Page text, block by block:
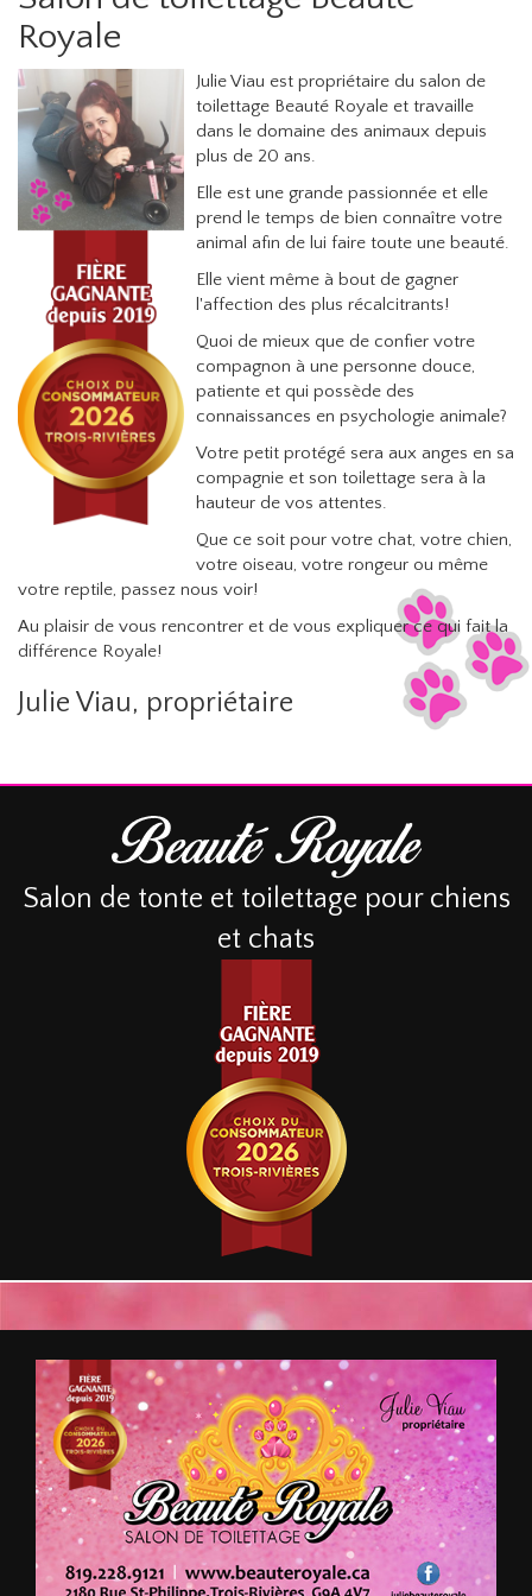
Royale
Julie Viau est propriétaire du salon de
toilettage Beauté Royale et travaille
dans le domaine des animaux depuis
plus de 20 ans.
Elle est une grande passionnée et elle
prend le temps de bien connaître votre
animal afin de lui faire toute une beauté.
Elle vient même à bout de gagner
l'affection des plus récalcitrants!
Quoi de mieux que de confier votre
compagnon à une personne douce,
patiente et qui possède des
connaissances en psychologie animale?
Votre petit protégé sera aux anges en sa
compagnie et son toilettage sera à la
hauteur de vos attentes.
Que ce soit pour votre chat, votre chien,
votre oiseau, votre rongeur ou même
votre reptile, passez nous voir!
Au plaisir de vous rencontrer et de vous expliquer ce qui fait la
différence Royale!
Julie Viau, propriétaire
Salon de tonte et toilettage pour chiens
et chats